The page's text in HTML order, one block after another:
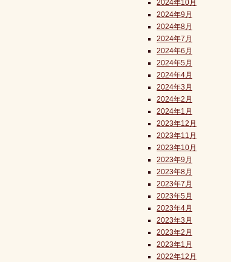
2024年10月
2024年9月
2024年8月
2024年7月
2024年6月
2024年5月
2024年4月
2024年3月
2024年2月
2024年1月
2023年12月
2023年11月
2023年10月
2023年9月
2023年8月
2023年7月
2023年5月
2023年4月
2023年3月
2023年2月
2023年1月
2022年12月